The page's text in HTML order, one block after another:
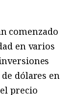
comenzado
en varios
dólares en
precio